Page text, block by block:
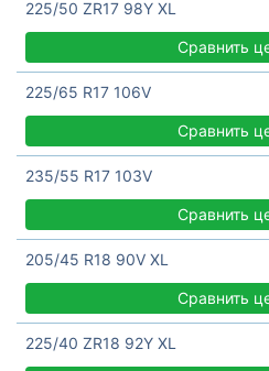
225/50 ZR17 98Y XL
Сравнить
225/65 R17 106V
Сравнить
235/55 R17 103V
Сравнить
205/45 R18 90V XL
Сравнить
225/40 ZR18 92Y XL